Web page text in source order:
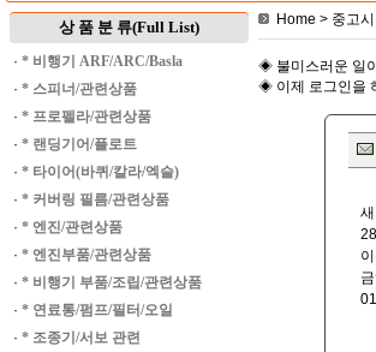
상 품 분 류(Full List)
· * 비행기 ARF/ARC/Basla
· * 스피너/관련상품
· * 프로펠라/관련상품
· * 랜딩기어/플로트
· * 타이어(바퀴/칼라/엑슬)
· * 커버링 필름/관련상품
· * 엔진/관련상품
· * 엔진부품/관련상품
· * 비행기 부품/조립/관련상품
· * 연료통/펌프/필터/오일
· * 조종기/서보 관련
Home > 중고
◈ 불미스러운 일
◈ 이제 로그인을